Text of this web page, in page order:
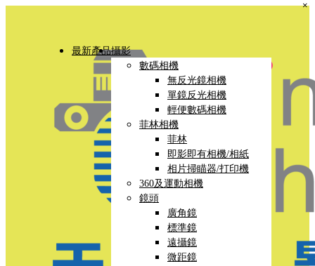
最新產品攝影
數碼相機
無反光鏡相機
單鏡反光相機
輕便數碼相機
菲林相機
菲林
即影即有相機/相紙
相片掃瞄器/打印機
360及運動相機
鏡頭
廣角鏡
標準鏡
遠攝鏡
微距鏡
×